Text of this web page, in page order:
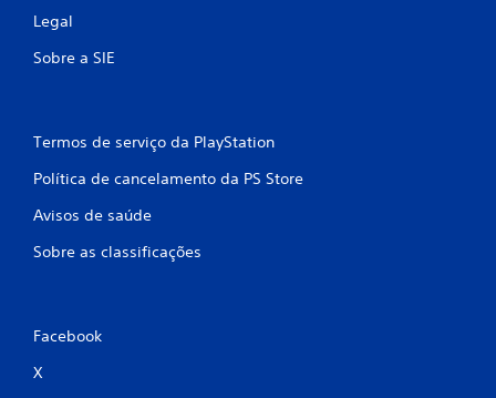
Legal
Sobre a SIE
Termos de serviço da PlayStation
Política de cancelamento da PS Store
Avisos de saúde
Sobre as classificações
Facebook
X